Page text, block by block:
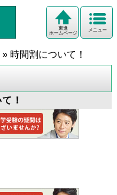
メニュー
東進
ホームページ
» 時間割について！
！